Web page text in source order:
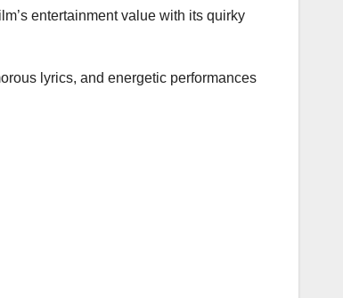
entertainment value with its quirky
lyrics, and energetic performances